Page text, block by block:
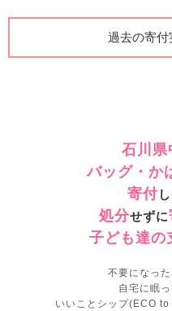
過去の寄付
石川県
バッグ・か
寄付
処分せずに
子ども達の
不要になっ
自宅に眠
いいことシップ(ECO